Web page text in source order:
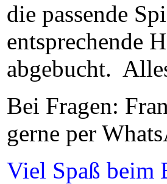
die passende
entsprechende
abgebucht.
Bei Fragen:
gerne per
Viel Spaß beim